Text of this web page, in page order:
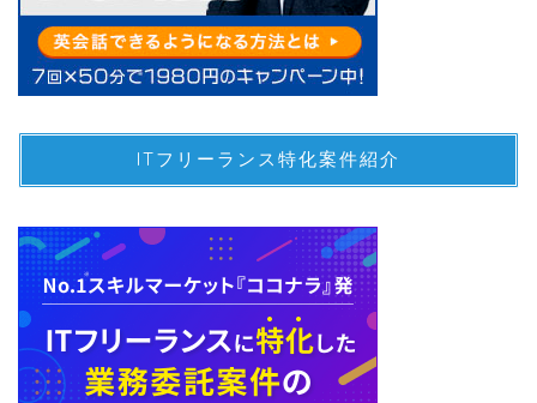
ITフリーランス特化案件紹介